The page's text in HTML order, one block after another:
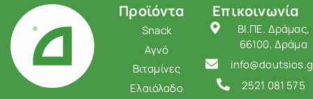
Προϊόντα
Snack
Αγνό
Βιταμίνες
Ελαιόλαδο
Επικοινωνία
ΒΙ.ΠΕ. Δράμας,
66100, Δράμα
2521 081 575